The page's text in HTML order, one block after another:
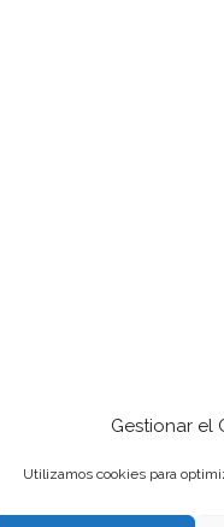
Gestionar el
Utilizamos cookies para